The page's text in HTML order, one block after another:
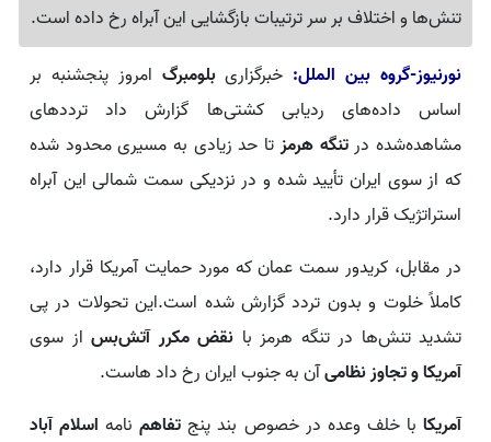
تنش‌ها و اختلاف بر سر ترتیبات بازگشایی این آبراه رخ داده است.
نورنیوز-گروه بین الملل: خبرگزاریبلومبرگ امروز پنجشنبه بر
اساس داده‌های ردیابی کشتی‌ها گزارش داد ترددهای
مشاهده‌شده درتنگه هرمزتا حد زیادی به مسیری محدود شده
که از سوی ایران تأیید شده و در نزدیکی سمت شمالی این آبراه
استراتژیک قرار دارد.
در مقابل، کریدور سمت عمان که مورد حمایت آمریکا قرار دارد،
کاملاً خلوت و بدون تردد گزارش شده است.این تحولات در پی
تشدید تنش‌ها در تنگه هرمز با نقض مکرر آتش‌بس از سوی
آمریکا و تجاوز نظامیآن به جنوب ایران رخ داد هاست.
آمریکا با خلف وعده در خصوص بند پنج تفاهم نامهاسلام آباد